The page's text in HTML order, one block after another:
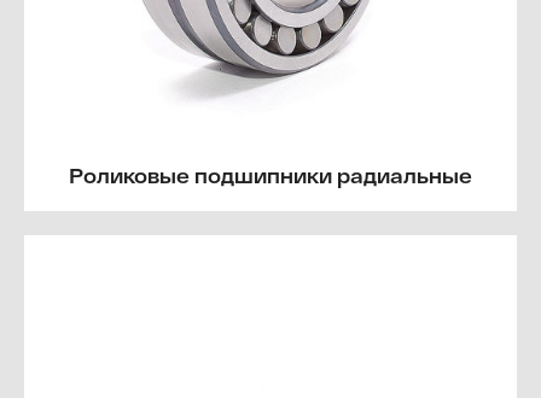
Роликовые подшипники радиальные